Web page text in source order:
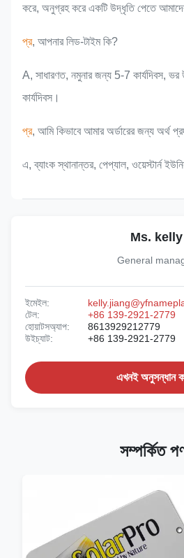
করে, অনুগ্রহ করে একটি উদ্ধৃতি পেতে
প্র, আপনার লিড-টাইম কি?
A, সাধারণত, নমুনার জন্য 5-7 কার্যদিবস,
কার্যদিবস।
প্র, আমি কিভাবে আমার অর্ডারের জন্য অর্থ
এ, ব্যাংক স্থানান্তর, পেপ্যাল, ওয়েস্টার্ন
Ms. kelly
General
ইমেইল:
টেল:
+86 139-2921-2779
হোয়াটসঅ্যাপ:
8613929212779
উইচ্যাট:
+86 139-2921-2779
এখনই অনুসন্ধান
সম্পর্কিত